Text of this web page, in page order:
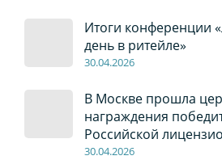
Итоги конференции
день в ритейле»
30.04.2026
В Москве прошла
награждения
Российской
30.04.2026